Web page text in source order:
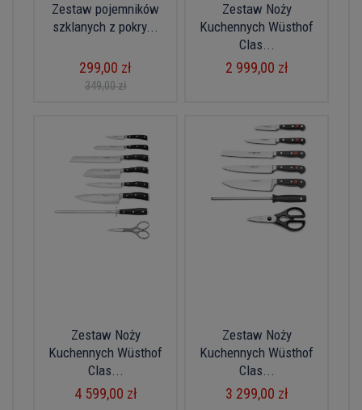
Zestaw pojemników
szklanych z pokry...
299,00 zł
349,00 zł
Zestaw Noży
Kuchennych Wüsthof
Clas...
2 999,00 zł
Zestaw Noży
Kuchennych Wüsthof
Clas...
4 599,00 zł
Zestaw Noży
Kuchennych Wüsthof
Clas...
3 299,00 zł